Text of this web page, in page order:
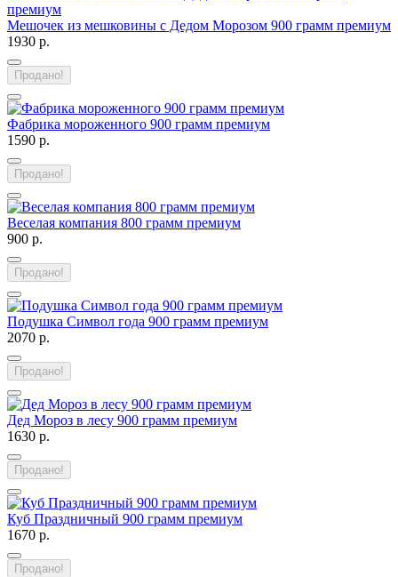
Мешочек из мешковины с Дедом Морозом 900 грамм премиум
1930 р.
Продано!
Фабрика мороженного 900 грамм премиум
1590 р.
Продано!
Веселая компания 800 грамм премиум
900 р.
Продано!
Подушка Символ года 900 грамм премиум
2070 р.
Продано!
Дед Мороз в лесу 900 грамм премиум
1630 р.
Продано!
Куб Праздничный 900 грамм премиум
1670 р.
Продано!